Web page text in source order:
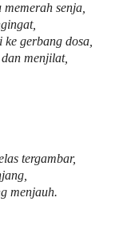
senja,
gerbang dosa,
menjilat,
tergambar,
menjauh.